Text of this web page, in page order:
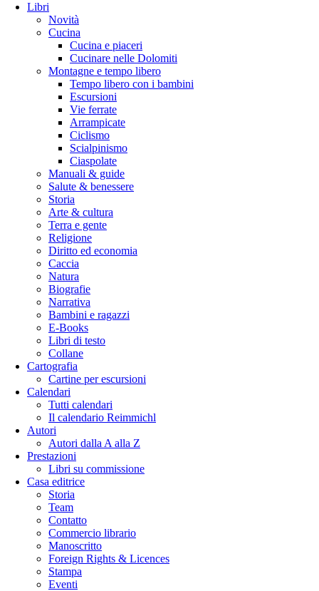
Libri
Novità
Cucina
Cucina e piaceri
Cucinare nelle Dolomiti
Montagne e tempo libero
Tempo libero con i bambini
Escursioni
Vie ferrate
Arrampicate
Ciclismo
Scialpinismo
Ciaspolate
Manuali & guide
Salute & benessere
Storia
Arte & cultura
Terra e gente
Religione
Diritto ed economia
Caccia
Natura
Biografie
Narrativa
Bambini e ragazzi
E-Books
Libri di testo
Collane
Cartografia
Cartine per escursioni
Calendari
Tutti calendari
Il calendario Reimmichl
Autori
Autori dalla A alla Z
Prestazioni
Libri su commissione
Casa editrice
Storia
Team
Contatto
Commercio librario
Manoscritto
Foreign Rights & Licences
Stampa
Eventi